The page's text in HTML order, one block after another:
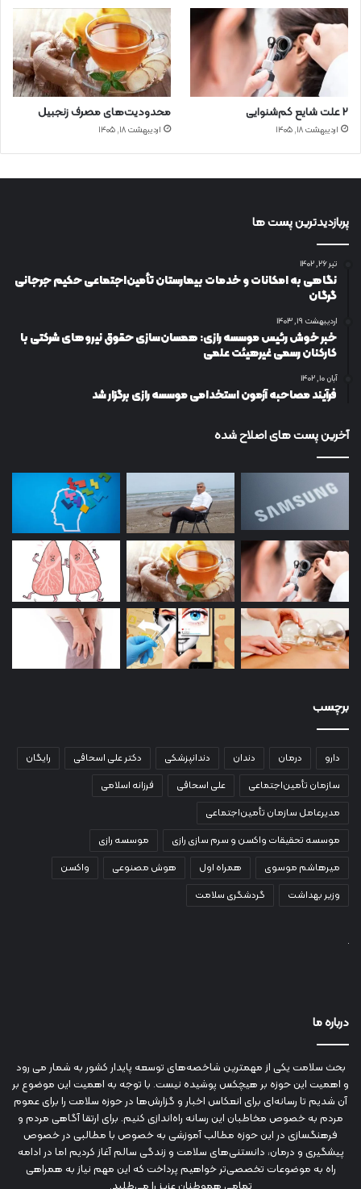
۲ علت شایع‌ کم‌شنوایی
اردیبهشت ۱۸, ۱۴۰۵
محدودیت‌های مصرف زنجبیل
اردیبهشت ۱۸, ۱۴۰۵
پربازدیدترین پست ها
تیر ۲۶, ۱۴۰۲
نگاهی به امکانات و خدمات بیمارستان تأمین‌اجتماعی حکیم جرجانی
گرگان
اردیبهشت ۱۹, ۱۴۰۳
خبر خوش رئیس موسسه رازی: همسان‌سازی حقوق نیروهای شرکتی با
کارکنان رسمی غیرهیئت علمی
آبان ۱۰, ۱۴۰۲
فرآیند مصاحبه آزمون استخدامی موسسه رازی برگزار شد
آخرین پست های اصلاح شده
برچسب
دارو درمان دندان دندانپزشکی دکتر علی اسحاقی
رایگان
سازمان تأمین‌اجتماعی
علی اسحاقی
فرزانه اسلامی
مدیرعامل سازمان تأمین‌اجتماعی
موسسه تحقیقات واکسن و سرم سازی رازی
موسسه رازی
میرهاشم موسوی
همراه اول هوش مصنوعی
واکسن
وزیر بهداشت
گردشگری سلامت
درباره ما
بحث سلامت یکی از مهمترین شاخصه‌های توسعه پایدار کشور به شمار می رود
و اهمیت این حوزه بر هیچکس پوشیده نیست. با توجه به اهمیت این موضوع بر
آن شدیم تا رسانه‌ای برای انعکاس اخبار و گزارش‌ها در حوزه سلامت را برای عموم
مردم به خصوص مخاطبان این رسانه راه‌اندازی کنیم. برای ارتقا آگاهی مردم و
فرهنگسازی در این حوزه مطالب آموزشی به خصوص با مطالبی در خصوص
پیشگیری و درمان، دانستنی‌های سلامت و زندگی سالم آغاز کردیم اما در ادامه
راه به موضوعات تخصصی‌تر خواهیم پرداخت که این مهم نیاز به همراهی